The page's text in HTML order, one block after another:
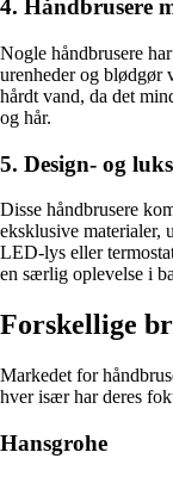
4. Håndbrusere
Nogle håndbrusere
urenheder og blødgør
hårdt vand, da det
og hår.
5. Design- og
Disse håndbrusere
eksklusive materialer,
LED-lys eller
en særlig oplevelse i
Forskellige
Markedet for
hver især har deres
Hansgrohe